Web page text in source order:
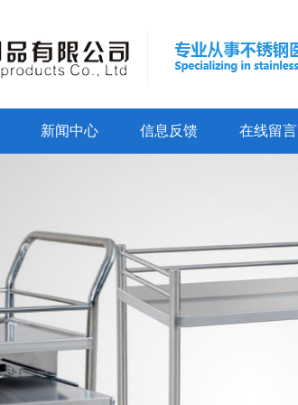
新闻中心 信息反馈 在线留言